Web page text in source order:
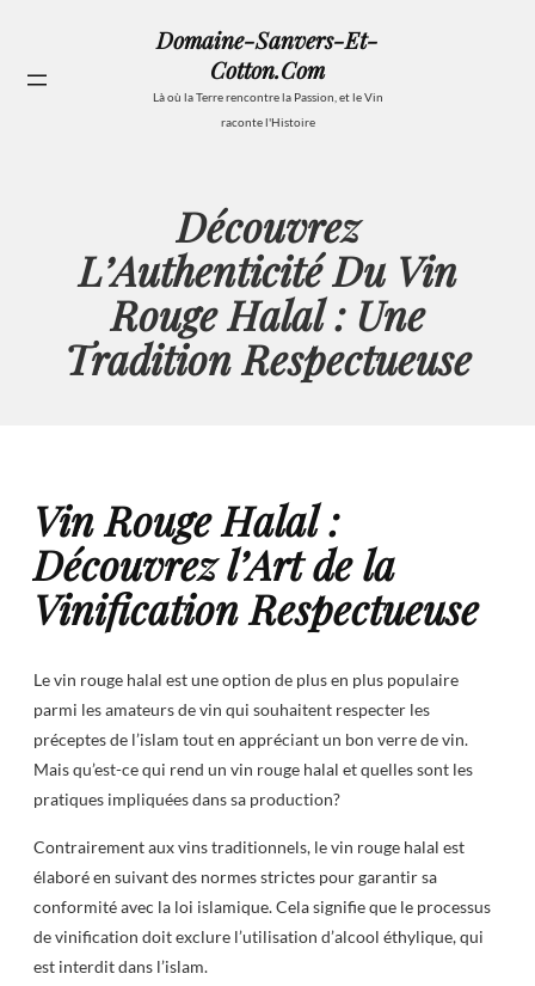
contenu
Domaine-Sanvers-Et-
Cotton.com
Là où la Terre rencontre la Passion, et le Vin
raconte l'Histoire
Découvrez
L’Authenticité Du Vin
Rouge Halal : Une
Tradition Respectueuse
Vin Rouge Halal :
Découvrez l’Art de la
Vinification Respectueuse
Le vin rouge halal est une option de plus en plus populaire
parmi les amateurs de vin qui souhaitent respecter les
préceptes de l’islam tout en appréciant un bon verre de vin.
Mais qu’est-ce qui rend un vin rouge halal et quelles sont les
pratiques impliquées dans sa production?
Contrairement aux vins traditionnels, le vin rouge halal est
élaboré en suivant des normes strictes pour garantir sa
conformité avec la loi islamique. Cela signifie que le processus
de vinification doit exclure l’utilisation d’alcool éthylique, qui
est interdit dans l’islam.